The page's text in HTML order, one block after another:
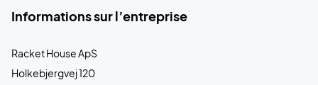
Informations sur l’entreprise
Racket House ApS
Holkebjergvej 120